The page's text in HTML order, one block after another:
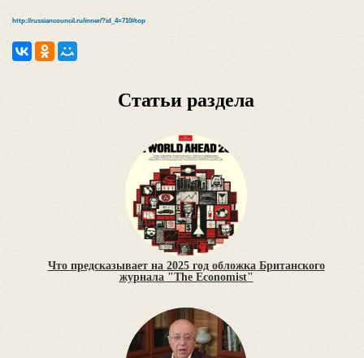
http://russiancouncil.ru/inner/?id_4=710#top
Статьи раздела
Что предсказывает на 2025 год обложка Британского
журнала "The Economist"